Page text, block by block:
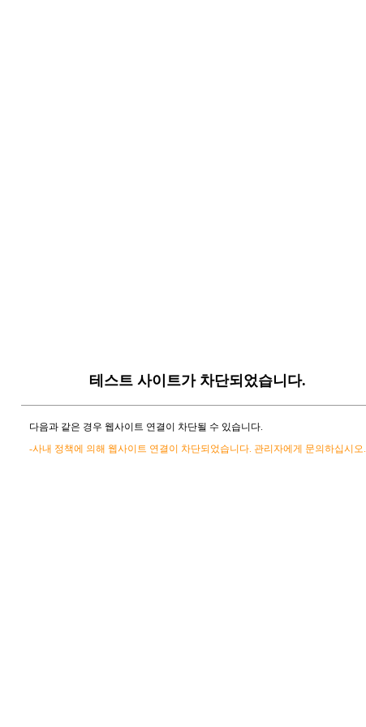
테스트 사이트가 차단되었습니다.
다음과 같은 경우 웹사이트 연결이 차단될 수 있습니다.
-사내 정책에 의해 웹사이트 연결이 차단되었습니다. 관리자에게 문의하십시오.